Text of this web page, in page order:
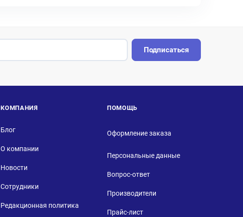
Подписаться
КОМПАНИЯ
Блог
О компании
Новости
Сотрудники
Редакционная политика
ПОМОЩЬ
Оформление заказа
Персональные данные
Вопрос-ответ
Производители
Прайс-лист